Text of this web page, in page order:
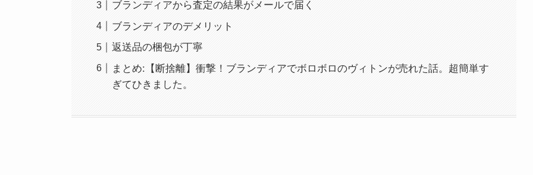
ブランディアから査定の結果がメールで届く
ブランディアのデメリット
返送品の梱包が丁寧
まとめ:【断捨離】衝撃！ブランディアでボロボロのヴィトンが売れた話。超簡単す
ぎてひきました。